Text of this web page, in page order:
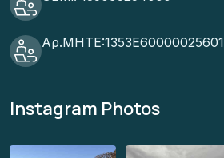
Αρ.ΜΗΤΕ:1353Ε60000025601
Instagram Photos